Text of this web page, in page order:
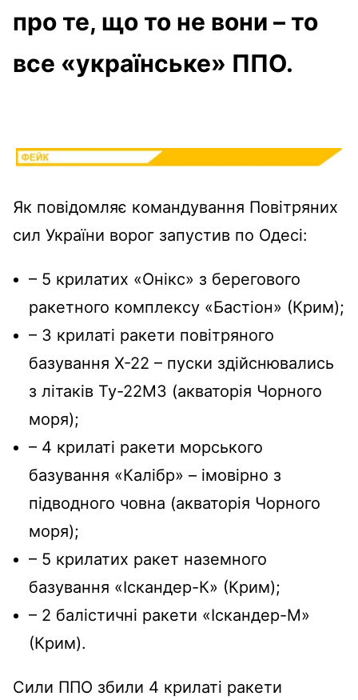
про те, що то не вони – то
все «українське» ППО.
Як повідомляє командування Повітряних
сил України ворог запустив по Одесі:
– 5 крилатих «Онікс» з берегового
ракетного комплексу «Бастіон» (Крим);
– 3 крилаті ракети повітряного
базування Х-22 – пуски здійснювались
з літаків Ту-22МЗ (акваторія Чорного
моря);
– 4 крилаті ракети морського
базування «Калібр» – імовірно з
підводного човна (акваторія Чорного
моря);
– 5 крилатих ракет наземного
базування «Іскандер-К» (Крим);
– 2 балістичні ракети «Іскандер-М»
(Крим).
Сили ППО збили 4 крилаті ракети